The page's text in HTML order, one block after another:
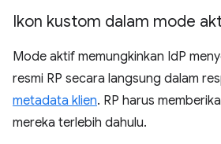
Ikon kustom dalam mode
Mode aktif memungkinkan IdP
resmi RP secara langsung dalam
metadata klien. RP harus
mereka terlebih dahulu.